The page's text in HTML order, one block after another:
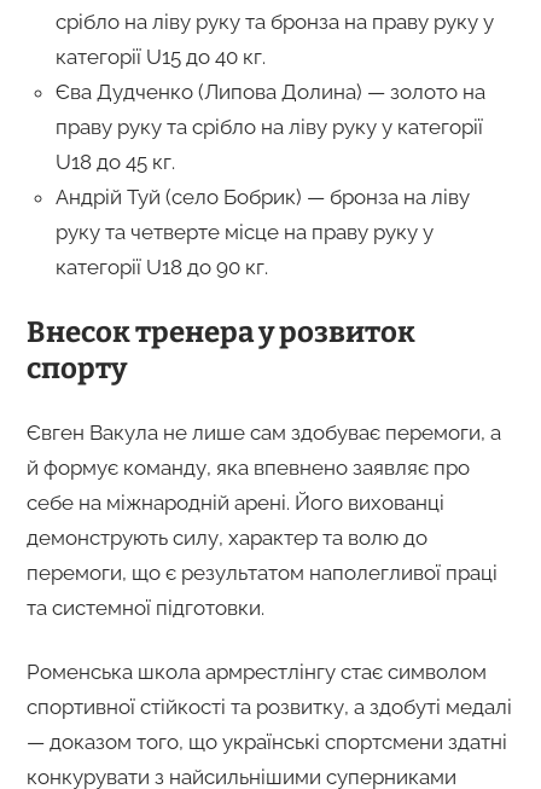
срібло на ліву руку та бронза на праву руку у
категорії U15 до 40 кг.
Єва Дудченко (Липова Долина) — золото на
праву руку та срібло на ліву руку у категорії
U18 до 45 кг.
Андрій Туй (село Бобрик) — бронза на ліву
руку та четверте місце на праву руку у
категорії U18 до 90 кг.
Внесок тренера у розвиток
спорту
Євген Вакула не лише сам здобуває перемоги, а
й формує команду, яка впевнено заявляє про
себе на міжнародній арені. Його вихованці
демонструють силу, характер та волю до
перемоги, що є результатом наполегливої праці
та системної підготовки.
Роменська школа армрестлінгу стає символом
спортивної стійкості та розвитку, а здобуті медалі
— доказом того, що українські спортсмени здатні
конкурувати з найсильнішими суперниками